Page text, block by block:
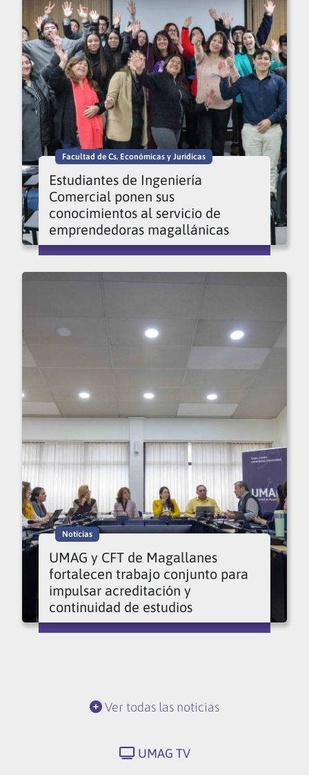
Facultad de Cs. Económicas y Jurídicas
Estudiantes de Ingeniería
Comercial ponen sus
conocimientos al servicio de
emprendedoras magallánicas
Noticias
UMAG y CFT de Magallanes
fortalecen trabajo conjunto para
impulsar acreditación y
continuidad de estudios
Ver todas las noticias
UMAG TV